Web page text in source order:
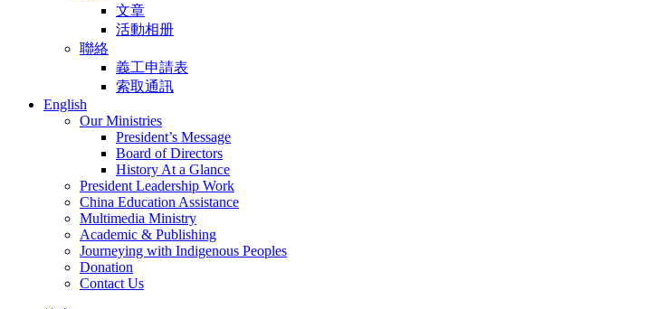
文章
活動相册
聯絡
義工申請表
索取通訊
English
Our Ministries
President’s Message
Board of Directors
History At a Glance
President Leadership Work
China Education Assistance
Multimedia Ministry
Academic & Publishing
Journeying with Indigenous Peoples
Donation
Contact Us